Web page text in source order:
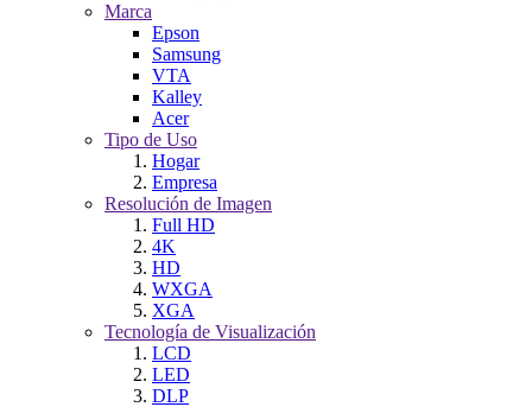
Marca
Epson
Samsung
VTA
Kalley
Acer
Tipo de Uso
Hogar
Empresa
Resolución de Imagen
Full HD
4K
HD
WXGA
XGA
Tecnología de Visualización
LCD
LED
DLP